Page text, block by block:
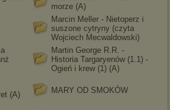
morze (A)
Marcin Meller - Nietoperz i
suszone cytryny (czyta
Wojciech Mecwaldowski)
Martin George R.R. -
Historia Targaryenów (1.1) -
Ogień i krew (1) (A)
(A)
MARY OD SMOKÓW